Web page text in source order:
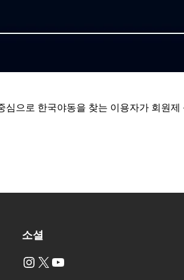
으로 한국야동을 찾는 이용자가 회원
소셜
Instagram X YouTube